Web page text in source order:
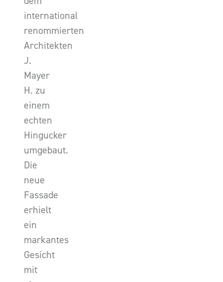
international
renommierten
Architekten
J.
Mayer
H. zu
einem
echten
Hingucker
umgebaut.
Die
neue
Fassade
erhielt
ein
markantes
Gesicht
mit